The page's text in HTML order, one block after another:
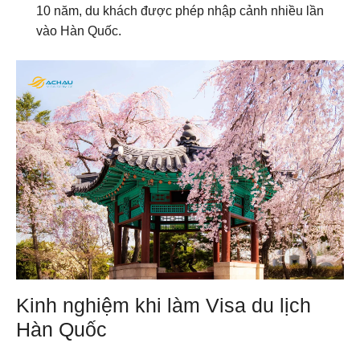
10 năm, du khách được phép nhập cảnh nhiều lần
vào Hàn Quốc.
Kinh nghiệm khi làm Visa du lịch
Hàn Quốc